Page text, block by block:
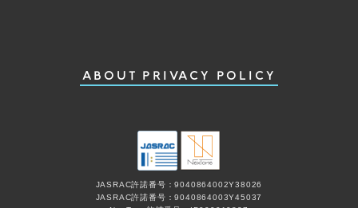
ABOUT PRIVACY POLICY
JASRAC許諾番号：9040864002Y38026
JASRAC許諾番号：9040864003Y45037